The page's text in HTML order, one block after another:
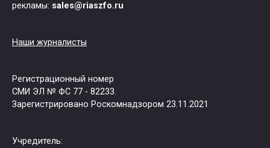
рекламы: sales@riaszfo.ru
Наши журналисты
Регистрационный номер
СМИ ЭЛ № ФС 77 - 82233.
Зарегистрировано Роскомнадзором 23.11.2021
Учредитель: